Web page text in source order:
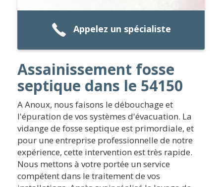
Appelez un spécialiste
Assainissement fosse
septique dans le 54150
A Anoux, nous faisons le débouchage et
l'épuration de vos systèmes d'évacuation. La
vidange de fosse septique est primordiale, et
pour une entreprise professionnelle de notre
expérience, cette intervention est très rapide.
Nous mettons à votre portée un service
compétent dans le traitement de vos